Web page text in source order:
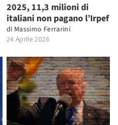
2025, 11,3 milioni di
italiani non pagano l’Irpef
di Massimo Ferrarini
24 Aprile 2026